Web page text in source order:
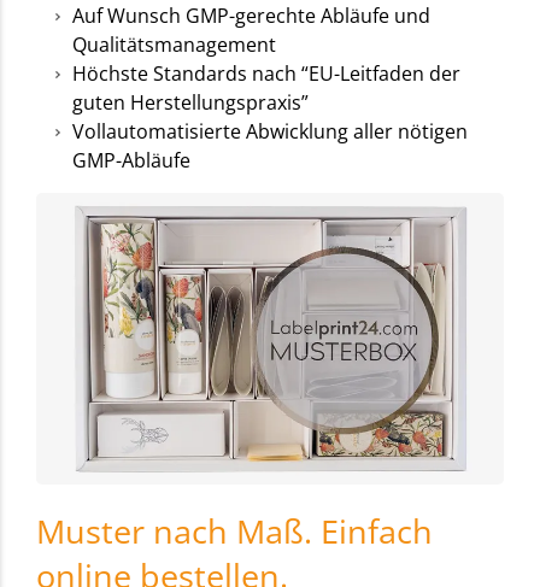
Auf Wunsch GMP-gerechte Abläufe und
Qualitätsmanagement
Höchste Standards nach “EU-Leitfaden der
guten Herstellungspraxis”
Vollautomatisierte Abwicklung aller nötigen
GMP-Abläufe
Muster nach Maß. Einfach
online bestellen.